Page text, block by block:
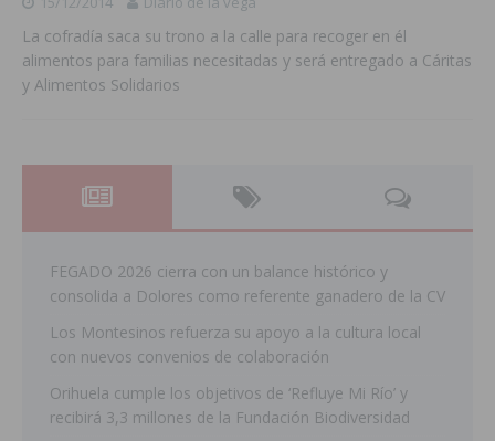
La cofradía saca su trono a la calle para recoger en él
alimentos para familias necesitadas y será entregado a Cáritas
y Alimentos Solidarios
FEGADO 2026 cierra con un balance histórico y
consolida a Dolores como referente ganadero de la CV
Los Montesinos refuerza su apoyo a la cultura local
con nuevos convenios de colaboración
Orihuela cumple los objetivos de ‘Refluye Mi Río’ y
recibirá 3,3 millones de la Fundación Biodiversidad